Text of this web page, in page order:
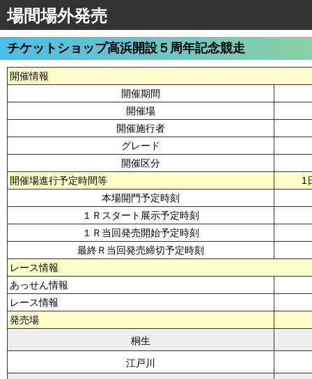
場間場外発売
チケットショップ高浜開設５周年記念競走
開催情報
開催期間
開催場
開催施行者
グレード
開催区分
開催場進行予定時間等
1
本場開門予定時刻
１Ｒスタート展示予定時刻
１Ｒ当回発売開始予定時刻
最終Ｒ当回発売締切予定時刻
レース情報
あっせん情報
レース情報
発売場
桐生
江戸川